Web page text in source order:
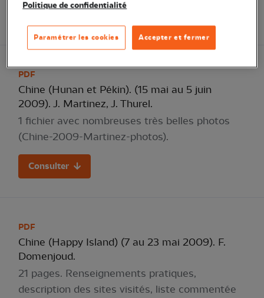
PDF
Chine (Hunan et Pékin). (15 mai au 5 juin
2009). J. Martinez, J. Thurel.
1 fichier avec nombreuses très belles photos
(Chine-2009-Martinez-photos).
Consulter
PDF
Chine (Happy Island) (7 au 23 mai 2009). F.
Domenjoud.
21 pages. Renseignements pratiques,
description des sites visités, liste commentée
Politique de confidentialité
Accepter et fermer
Paramétrer les cookies